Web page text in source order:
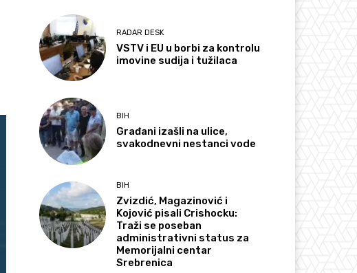
RADAR DESK
VSTV i EU u borbi za kontrolu
imovine sudija i tužilaca
BIH
Građani izašli na ulice,
svakodnevni nestanci vode
BIH
Zvizdić, Magazinović i
Kojović pisali Crishocku:
Traži se poseban
administrativni status za
Memorijalni centar
Srebrenica